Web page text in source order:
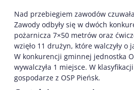
Nad przebiegiem zawodów
Zawody odbyły się w dwóch
pożarnicza 7×50 metrów oraz
wzięło 11 drużyn, które walczyły o
W konkurencji gminnej jednostka
wywalczyła 1 miejsce. W
gospodarze z OSP Pieńsk.